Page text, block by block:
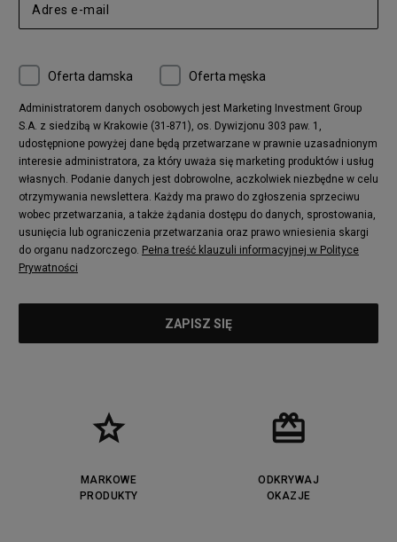
Oferta damska Oferta męska
Administratorem danych osobowych jest Marketing Investment Group
S.A. z siedzibą w Krakowie (31-871), os. Dywizjonu 303 paw. 1,
udostępnione powyżej dane będą przetwarzane w prawnie uzasadnionym
interesie administratora, za który uważa się marketing produktów i usług
własnych. Podanie danych jest dobrowolne, aczkolwiek niezbędne w celu
otrzymywania newslettera. Każdy ma prawo do zgłoszenia sprzeciwu
wobec przetwarzania, a także żądania dostępu do danych, sprostowania,
usunięcia lub ograniczenia przetwarzania oraz prawo wniesienia skargi
do organu nadzorczego. Pełna treść klauzuli informacyjnej w Polityce
Prywatności
MARKOWE
PRODUKTY
ODKRYWAJ
OKAZJE